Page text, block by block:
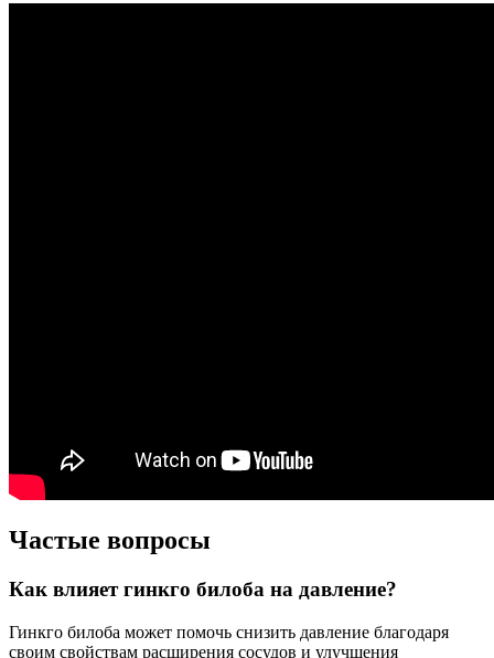
Частые вопросы
Как влияет гинкго билоба на давление?
Гинкго билоба может помочь снизить давление благодаря
своим свойствам расширения сосудов и улучшения